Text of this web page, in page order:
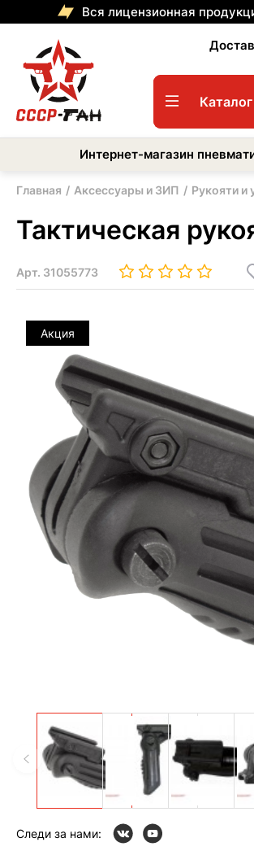
Вся лицензионная
Каталог
Интернет-магазин
Главная Аксессуары и ЗИП Рукояти и
Тактическая
Арт. 31055773
Акция
Следи за нами: